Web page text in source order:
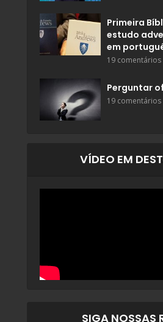
Primeira
estudo
em
19 comentários
Perguntar
19 comentários
VÍDEO EM
SIGA NOSSAS